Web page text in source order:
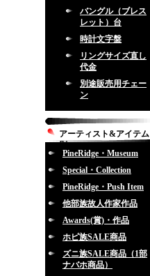
バングル（ブレス
レット）台
時計文字盤
リングサイズ直し
代金
別途販売用チェー
ン
アーティスト&アイテム
別
PineRidge・Museum
Special・Collection
PineRidge・Push Item
他部族故人作家作品
Awards(賞)・作品
ホピ族SALE商品
ズニ族SALE商品（1部
ナバホ商品）